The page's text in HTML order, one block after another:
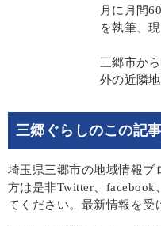
月に月間
を執筆、
三郷市か
外の近隣
三郷ぐらしのこの記
埼玉県三郷市の地域情報ブ
方は是非Twitter、facebook
てください。最新情報を受